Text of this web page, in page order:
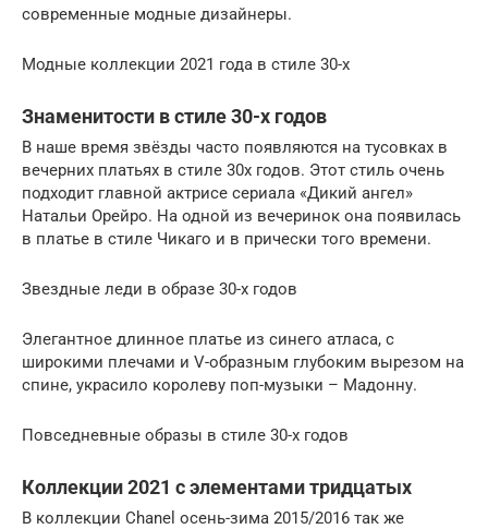
современные модные дизайнеры.
Модные коллекции 2021 года в стиле 30-х
Знаменитости в стиле 30-х годов
В наше время звёзды часто появляются на тусовках в
вечерних платьях в стиле 30х годов. Этот стиль очень
подходит главной актрисе сериала «Дикий ангел»
Натальи Орейро. На одной из вечеринок она появилась
в платье в стиле Чикаго и в прически того времени.
Звездные леди в образе 30-х годов
Элегантное длинное платье из синего атласа, с
широкими плечами и V-образным глубоким вырезом на
спине, украсило королеву поп-музыки – Мадонну.
Повседневные образы в стиле 30-х годов
Коллекции 2021 с элементами тридцатых
В коллекции Chanel осень-зима 2015/2016 так же